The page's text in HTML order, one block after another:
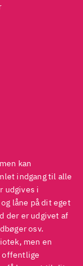
kan
indgang til alle
udgives i
låne på dit eget
der er udgivet af
osv.
men en
offentlige